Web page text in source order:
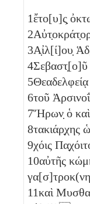
1ἔτο[υ]ς̣
2
3Α̣ἰλ[ί]ου̣
4
5
6τοῦ
7Ἥρων̣ ὁ
8τακιάρ̣χης
9χόις
10αὐτῆς
11καὶ